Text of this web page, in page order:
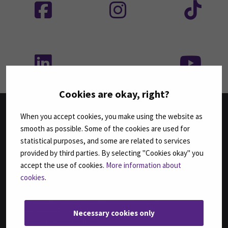
Cookies are okay, right?
When you accept cookies, you make using the website as
smooth as possible. Some of the cookies are used for
statistical purposes, and some are related to services
provided by third parties. By selecting "Cookies okay" you
accept the use of cookies. More information about
cookies.
Necessary cookies only
TUTKINNOT
Agrologi (AMK)
Agrologi (ylempi AMK), Maatalousyrityksen kehittäminen
Bachelor of Business Administration, International Business
Bachelor of Engineering, Sustainable Food Processing,